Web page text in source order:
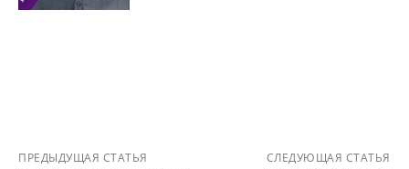
ПРЕДЫДУЩАЯ СТАТЬЯ СЛЕДУЮЩАЯ СТАТЬЯ